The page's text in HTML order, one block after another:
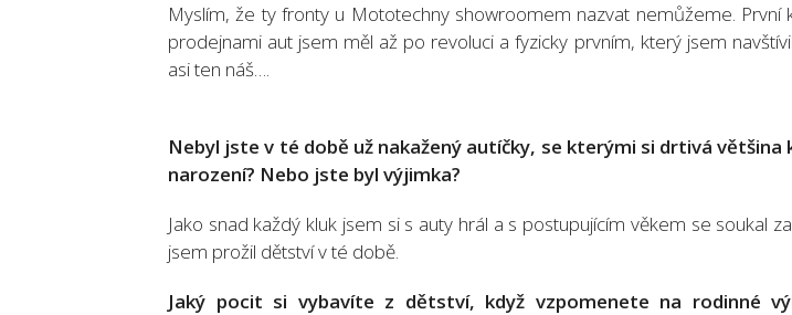
Myslím, že ty fronty u Mototechny showroomem nazvat nemůžeme. První
prodejnami aut jsem měl až po revoluci a fyzicky prvním, který jsem
asi ten náš….
Nebyl jste v té době už nakažený autíčky, se kterými si drtivá
narození? Nebo jste byl výjimka?
Jako snad každý kluk jsem si s auty hrál a s postupujícím věkem se soukal
jsem prožil dětství v té době.
Jaký pocit si vybavíte z dětství, když vzpomenete na rodinné